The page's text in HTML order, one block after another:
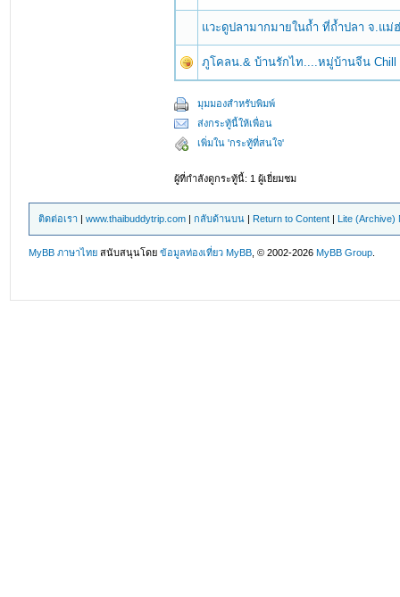
แวะดูปลามากมายในถ้ำ ที่ถ้ำปลา จ.แม่
ภูโคลน.& บ้านรักไท....หมู่บ้านจีน
มุมมองสำหรับพิมพ์
ส่งกระทู้นี้ให้เพื่อน
เพิ่มใน 'กระทู้ที่สนใจ'
ผู้ที่กำลังดูกระทู้นี้: 1 ผู้เยี่ยมชม
ติดต่อเรา |www.thaibuddytrip.com |กลับด้านบน | Return to Content | Lite (Archive)
MyBB ภาษาไทย สนับสนุนโดยข้อมูลท่องเที่ยว MyBB , © 2002-2026MyBB Group